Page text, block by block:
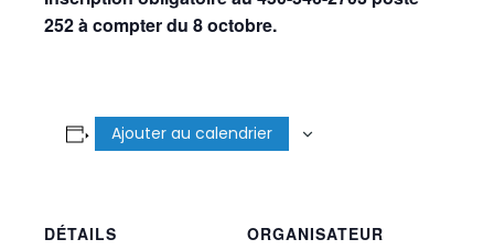
252 à compter du 8 octobre.
Ajouter au calendrier
DÉTAILS
ORGANISATEUR